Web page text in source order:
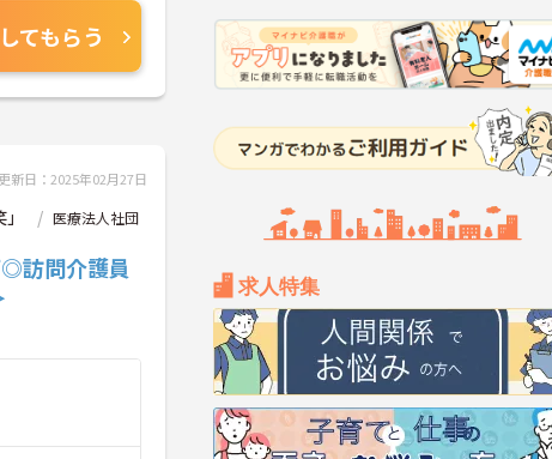
求人特集
てもらう
更新日：2025年02月27日
医療法人社団
◎訪問介護員